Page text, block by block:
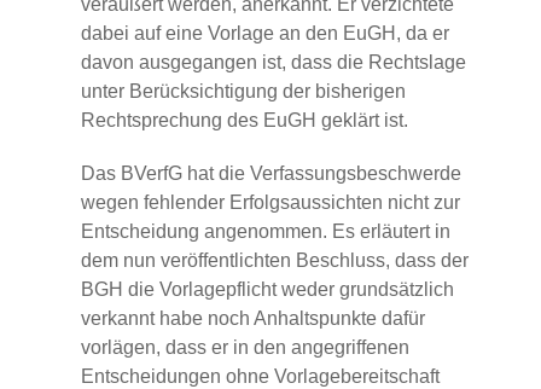
dabei auf eine Vorlage an den EuGH, da er
davon ausgegangen ist, dass die Rechtslage
unter Berücksichtigung der bisherigen
Rechtsprechung des EuGH geklärt ist.
Das BVerfG hat die Verfassungsbeschwerde
wegen fehlender Erfolgsaussichten nicht zur
Entscheidung angenommen. Es erläutert in
dem nun veröffentlichten Beschluss, dass der
BGH die Vorlagepflicht weder grundsätzlich
verkannt habe noch Anhaltspunkte dafür
vorlägen, dass er in den angegriffenen
Entscheidungen ohne Vorlagebereitschaft